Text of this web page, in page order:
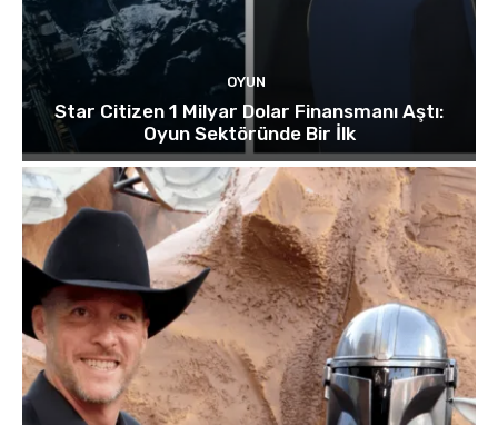
OYUN
Star Citizen 1 Milyar Dolar Finansmanı Aştı:
Oyun Sektöründe Bir İlk